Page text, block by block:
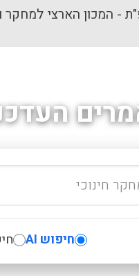
- המכון הארצי למחקר
חיפוש AI